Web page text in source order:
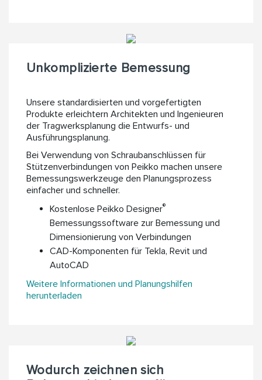
Unkomplizierte Bemessung
Unsere standardisierten und vorgefertigten
Produkte erleichtern Architekten und Ingenieuren
der Tragwerksplanung die Entwurfs- und
Ausführungsplanung.
Bei Verwendung von Schraubanschlüssen für
Stützenverbindungen von Peikko machen unsere
Bemessungswerkzeuge den Planungsprozess
einfacher und schneller.
Kostenlose Peikko Designer®
Bemessungssoftware zur Bemessung und
Dimensionierung von Verbindungen
CAD-Komponenten für Tekla, Revit und
AutoCAD
Weitere Informationen und Planungshilfen
herunterladen
Wodurch zeichnen sich